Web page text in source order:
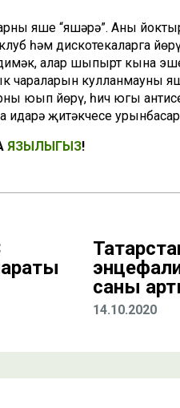
яше “яшәрә”. Аны
һәм дискотекаларга
димәк, алар шыпырт кына
чараларын кулланмауны
юып йөрү, һич югы
идарә җитәкчесе
ЯЗЫЛЫГЫЗ!
саны
14.10.2020